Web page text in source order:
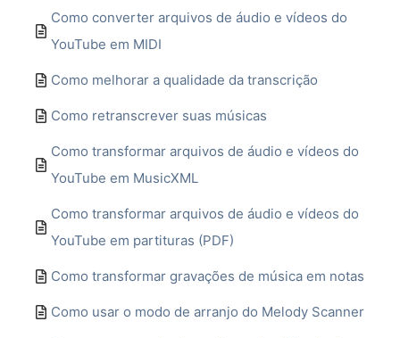
Como converter arquivos de áudio e vídeos do
YouTube em MIDI
Como melhorar a qualidade da transcrição
Como retranscrever suas músicas
Como transformar arquivos de áudio e vídeos do
YouTube em MusicXML
Como transformar arquivos de áudio e vídeos do
YouTube em partituras (PDF)
Como transformar gravações de música em notas
Como usar o modo de arranjo do Melody Scanner